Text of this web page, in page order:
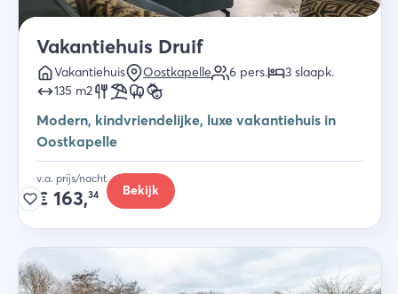
Vakantiehuis Druif
Vakantiehuis Oostkapelle 6 pers. 3 slaapk.
135 m2
Modern, kindvriendelijke, luxe vakantiehuis in
Oostkapelle
v.a. prijs/nacht
€ 163,34 Bekijk